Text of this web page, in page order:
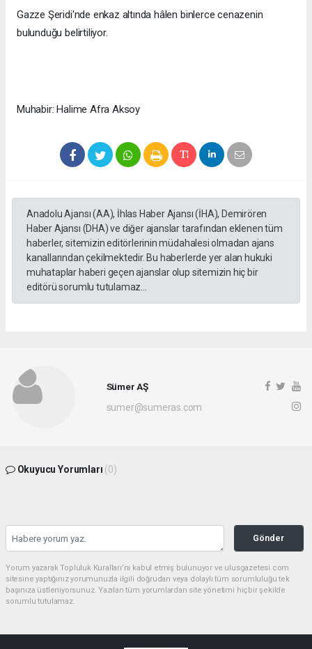
Gazze Şeridi'nde enkaz altında hâlen binlerce cenazenin
bulunduğu belirtiliyor.​​​​​​
Muhabir: Halime Afra Aksoy
Anadolu Ajansı (AA), İhlas Haber Ajansı (İHA), Demirören
Haber Ajansı (DHA) ve diğer ajanslar tarafından eklenen tüm
haberler, sitemizin editörlerinin müdahalesi olmadan ajans
kanallarından çekilmektedir. Bu haberlerde yer alan hukuki
muhataplar haberi geçen ajanslar olup sitemizin hiç bir
editörü sorumlu tutulamaz...
Sümer AŞ
sumer@sumeras.com
Okuyucu Yorumları (0)
Gönder
Yorum yazarak Topluluk Kuralları’nı kabul etmiş bulunuyor ve ulusgazetesi.com
sitesine yaptığınız yorumunuzla ilgili doğrudan veya dolaylı tüm sorumluluğu tek
başınıza üstleniyorsunuz. Yazılan tüm yorumlardan site yönetimi hiçbir şekilde
sorumlu tutulamaz.